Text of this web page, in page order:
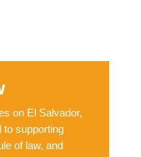
on El Salvador,
to supporting
of law, and